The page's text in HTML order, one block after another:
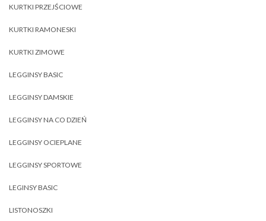
KURTKI PRZEJŚCIOWE
KURTKI RAMONESKI
KURTKI ZIMOWE
LEGGINSY BASIC
LEGGINSY DAMSKIE
LEGGINSY NA CO DZIEŃ
LEGGINSY OCIEPLANE
LEGGINSY SPORTOWE
LEGINSY BASIC
LISTONOSZKI